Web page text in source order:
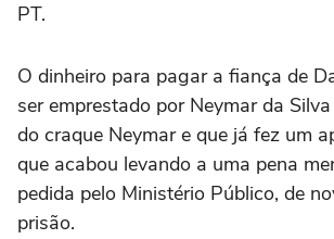
PT.
O dinheiro para pagar a fiança de
ser emprestado por Neymar da
do craque Neymar e que já fez um
que acabou levando a uma pena
pedida pelo Ministério Público, de
prisão.